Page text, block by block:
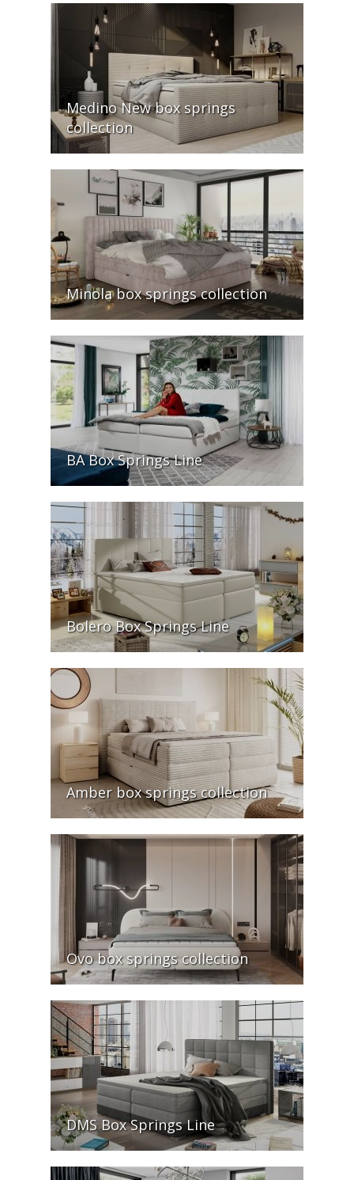
Medino New box springs
collection
Minola box springs collection
BA Box Springs Line
Bolero Box Springs Line
Amber box springs collection
Ovo box springs collection
DMS Box Springs Line